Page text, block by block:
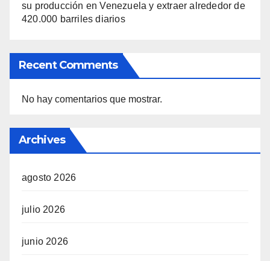
su producción en Venezuela y extraer alrededor de
420.000 barriles diarios
Recent Comments
No hay comentarios que mostrar.
Archives
agosto 2026
julio 2026
junio 2026